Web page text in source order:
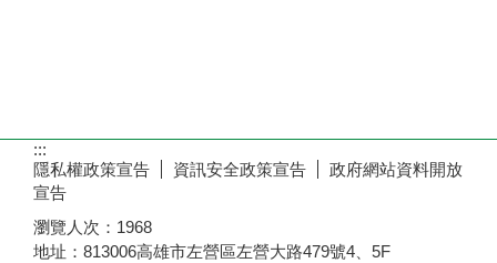
:::
隱私權政策宣告
資訊安全政策宣告
政府網站資料開放
宣告
瀏覽人次： 1968
地址：813006高雄市左營區左營大路479號4、5F